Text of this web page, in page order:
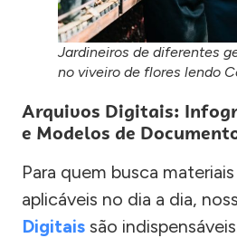
Jardineiros de diferentes
no viveiro de flores lendo
Arquivos Digitais:
e Modelos de
Para quem busca
aplicáveis no dia a dia,
Digitais são